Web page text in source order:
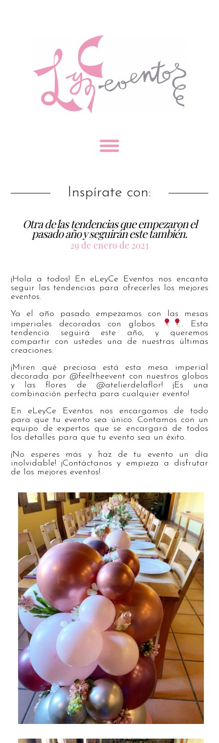
Inspírate con:
Otra de las tendencias que empezaron el
pasado año y seguirán este también.
29 de enero de 2023
¡Hola a todos! En eLeyCe Eventos nos encanta
seguir las tendencias para ofrecerles los mejores
eventos.
Ya el año pasado empezamos con las mesas
imperiales decoradas con globos
. Esta
tendencia seguirá este año, y queremos
compartir con ustedes una de nuestras últimas
creaciones.
¡Miren qué preciosa está esta mesa imperial
decorada por @feeltheevent con nuestros globos
y las flores de @atelierdelaflor! ¡Es una
combinación perfecta para cualquier evento!
En eLeyCe Eventos nos encargamos de todo
para que tu evento sea único. Contamos con un
equipo de expertos que se encargará de todos
los detalles para que tu evento sea un éxito.
¡No esperes más y haz de tu evento un día
inolvidable! ¡Contáctanos y empieza a disfrutar
de los mejores eventos!